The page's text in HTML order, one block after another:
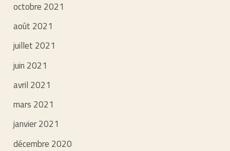
octobre 2021
août 2021
juillet 2021
juin 2021
avril 2021
mars 2021
janvier 2021
décembre 2020